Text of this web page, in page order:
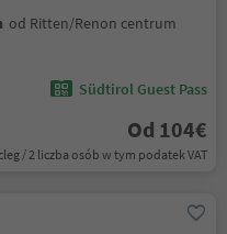
od Ritten/Renon centrum
Südtirol Guest Pass
Od 104€
/ 2 liczba osób w tym podatek VAT